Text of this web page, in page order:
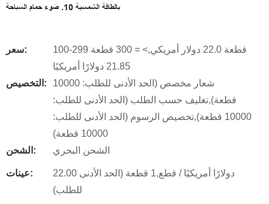
بالطاقة الشمسية 10. ضوء حمام السباحة
سعر:
100-299 قطعة 22.0 دولار أمريكي,> = 300 قطعة
21.85 دولارًا أمريكيًا
التخصيص:
شعار مخصص (الحد الأدنى للطلب: 10000
قطعة),تغليف حسب الطلب (الحد الأدنى للطلب:
10000 قطعة),تخصيص الرسوم (الحد الأدنى للطلب:
10000 قطعة)
الشحن:
الشحن البحري
عينات:
22.00 دولارًا أمريكيًا / قطع,1 قطعة (الحد الأدنى
للطلب)